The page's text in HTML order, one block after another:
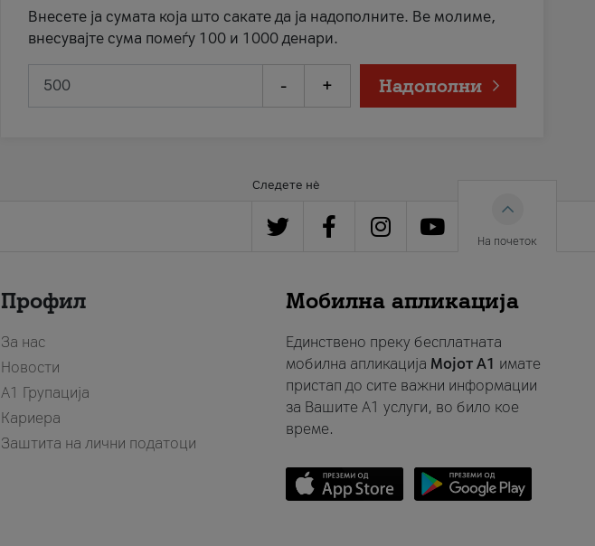
Внесете ја сумата која што сакате да ја надополните. Ве молиме,
внесувајте сума помеѓу 100 и 1000 денари.
- + Надополни
Следете нè
На почеток
Профил
За нас
Новости
А1 Групација
Кариера
Заштита на лични податоци
Мобилна апликација
Единствено преку бесплатната
мобилна апликација Мојот A1 имате
пристап до сите важни информации
за Вашите A1 услуги, во било кое
време.